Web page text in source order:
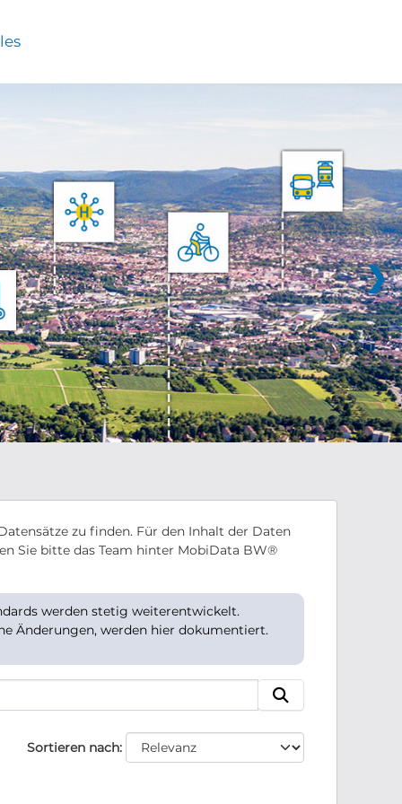
❯
zu finden. Für den Inhalt der Daten
Sie bitte das Team hinter MobiData BW®
werden stetig weiterentwickelt.
Änderungen, werden hier dokumentiert.
Sortieren nach